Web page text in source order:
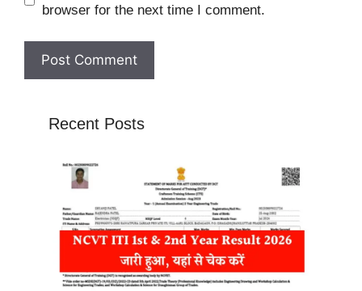
browser for the next time I comment.
Recent Posts